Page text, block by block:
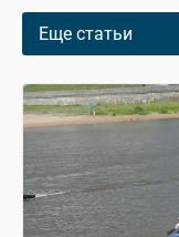
Еще статьи